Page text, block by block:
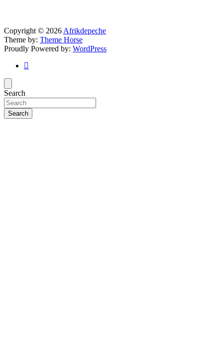
Copyright © 2026Afrikdepeche
Theme by: Theme Horse
Proudly Powered by: WordPress
Search
Search